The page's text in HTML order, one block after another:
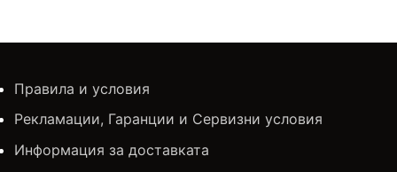
Правила и условия
Рекламации, Гаранции и Сервизни условия
Информация за доставката